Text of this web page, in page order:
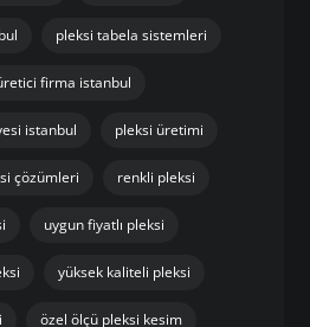
pleksi tabela sistemleri
firma istanbul
istanbul pleksi üretimi
çözümleri renkli pleksi
uygun fiyatlı pleksi
yüksek kaliteli pleksi
özel ölçü pleksi kesim